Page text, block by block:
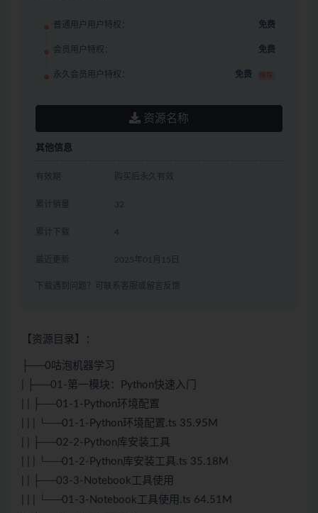
普通用户用户特权： 免费
会员用户特权： 免费
永久会员用户特权： 免费 推荐
资源名称
其他信息
有效期 购买后永久有效
累计销量 32
累计下载 4
最近更新 2025年01月15日
下载遇到问题？可联系客服或留言反馈
【资源目录】：
├──0咕泡机器学习
| ├──01-第一模块：Python快速入门
| | ├──01-1-Python环境配置
| | | └──01-1-Python环境配置.ts 35.95M
| | ├──02-2-Python库安装工具
| | | └──01-2-Python库安装工具.ts 35.18M
| | ├──03-3-Notebook工具使用
| | | └──01-3-Notebook工具使用.ts 64.51M